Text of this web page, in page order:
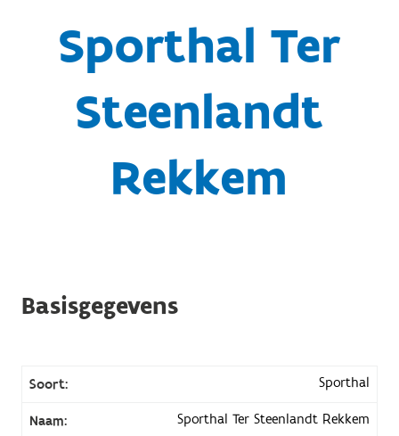
Sporthal Ter
Steenlandt
Rekkem
Basisgegevens
Soort: Sporthal
Naam: Sporthal Ter Steenlandt Rekkem